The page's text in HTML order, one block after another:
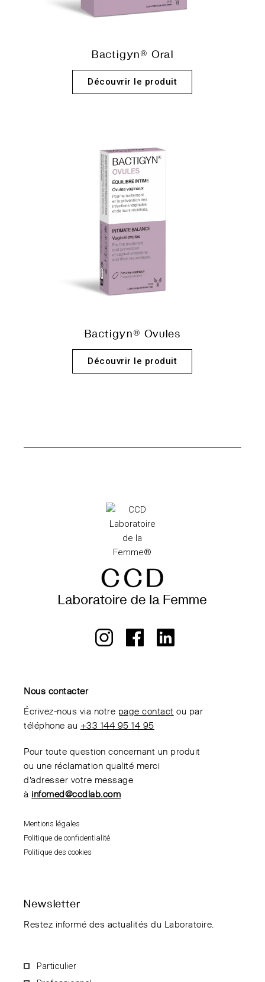
Bactigyn® Oral
Découvrir le produit
Bactigyn® Ovules
Découvrir le produit
Nous contacter
Écrivez-nous via notre page contact ou par
téléphone au +33 144 95 14 95
Pour toute question concernant un produit
ou une réclamation qualité merci
d’adresser votre message
à infomed@ccdlab.com
Mentions légales
Politique de confidentialité
Politique des cookies
Newsletter
Restez informé des actualités du Laboratoire.
Particulier